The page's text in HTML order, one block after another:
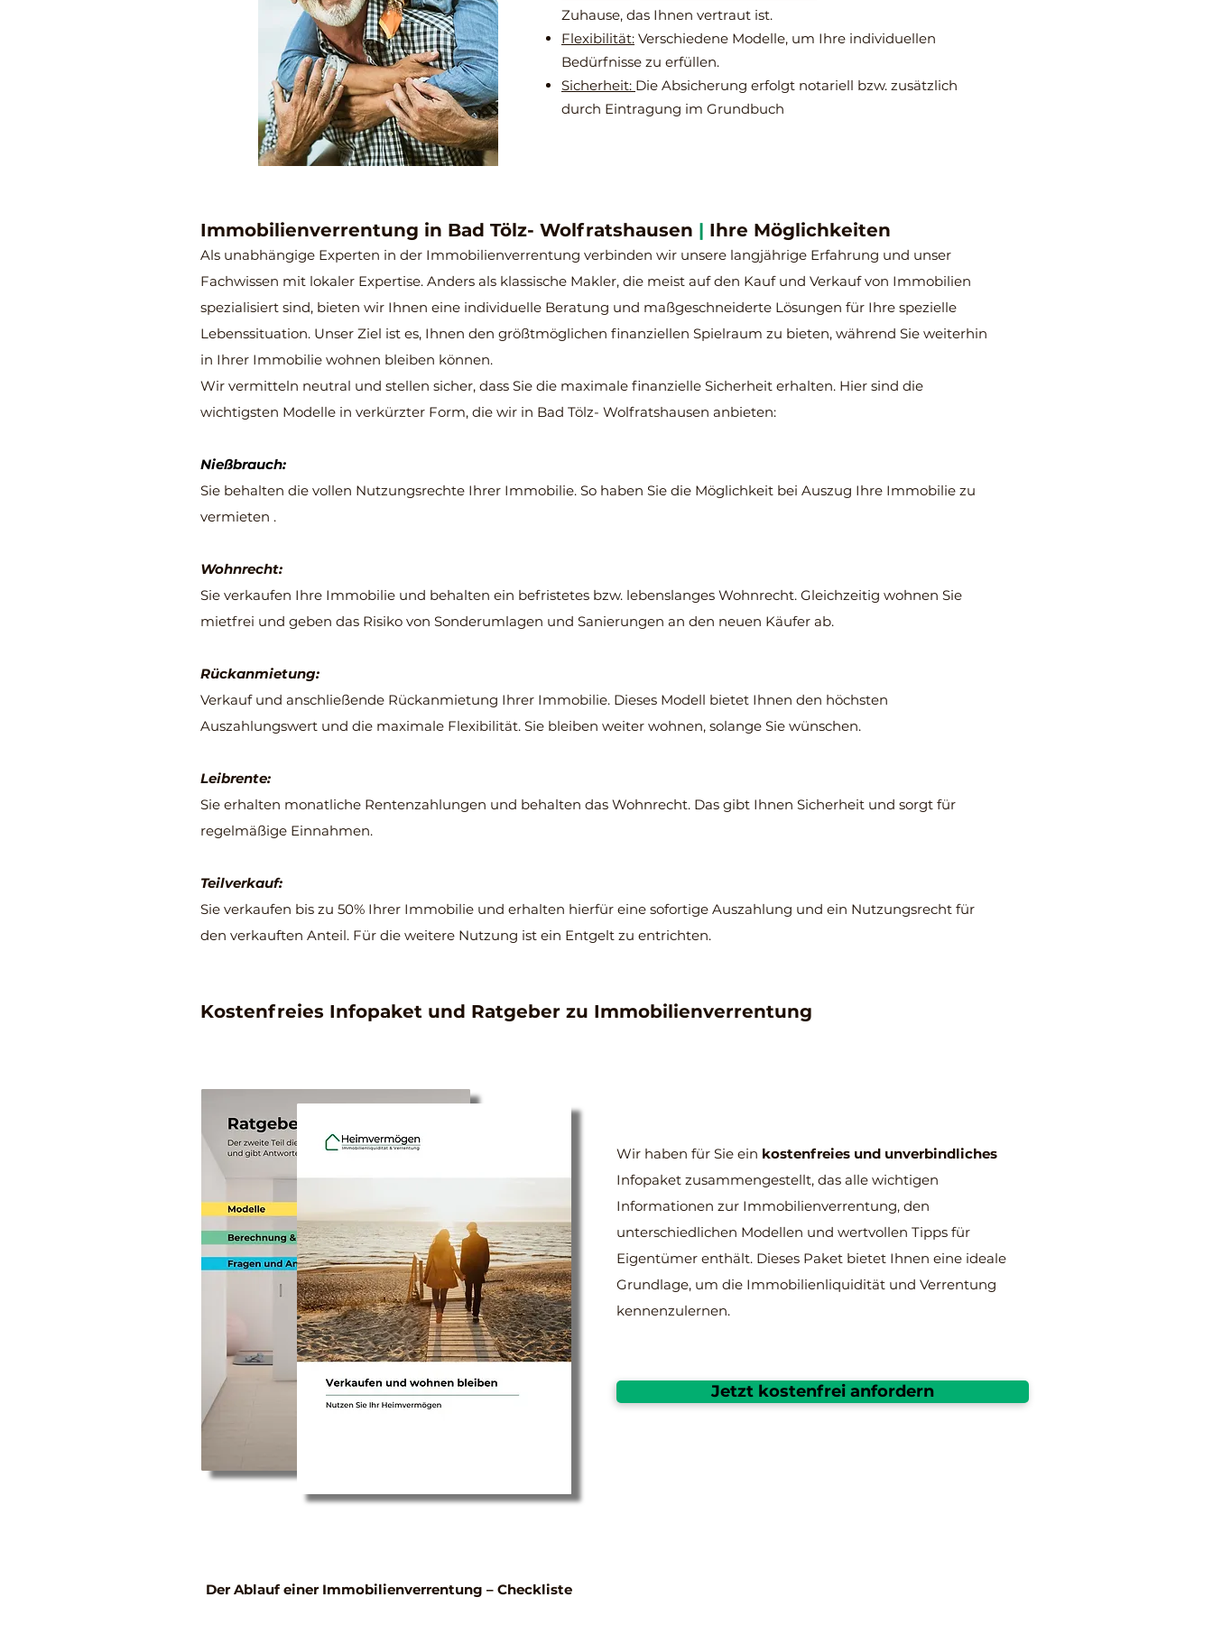
Zuhause, das Ihnen vertraut ist.
Flexibilität: Verschiedene Modelle, um Ihre individuellen
Bedürfnisse zu erfüllen.
Sicherheit: Die Absicherung erfolgt notariell bzw. zusätzlich
durch Eintragung im Grundbuch
Immobilienverrentung in Bad Tölz- Wolfratshausen | Ihre Möglichkeiten
Als unabhängige Experten in der Immobilienverrentung verbinden wir unsere langjährige Erfahrung und unser
Fachwissen mit lokaler Expertise. Anders als klassische Makler, die meist auf den Kauf und Verkauf von Immobilien
spezialisiert sind, bieten wir Ihnen eine individuelle Beratung und maßgeschneiderte Lösungen für Ihre spezielle
Lebenssituation. Unser Ziel ist es, Ihnen den größtmöglichen finanziellen Spielraum zu bieten, während Sie weiterhin
in Ihrer Immobilie wohnen bleiben können.
Wir vermitteln neutral und stellen sicher, dass Sie die maximale finanzielle Sicherheit erhalten. Hier sind die
wichtigsten Modelle in verkürzter Form, die wir in Bad Tölz- Wolfratshausen anbieten:
Nießbrauch:
Sie behalten die vollen Nutzungsrechte Ihrer Immobilie. So haben Sie die Möglichkeit bei Auszug Ihre Immobilie zu
vermieten .
Wohnrecht:
Sie verkaufen Ihre Immobilie und behalten ein befristetes bzw. lebenslanges Wohnrecht. Gleichzeitig wohnen Sie
mietfrei und geben das Risiko von Sonderumlagen und Sanierungen an den neuen Käufer ab.
Rückanmietung:
Verkauf und anschließende Rückanmietung Ihrer Immobilie. Dieses Modell bietet Ihnen den höchsten
Auszahlungswert und die maximale Flexibilität. Sie bleiben weiter wohnen, solange Sie wünschen.
Leibrente:
Sie erhalten monatliche Rentenzahlungen und behalten das Wohnrecht. Das gibt Ihnen Sicherheit und sorgt für
regelmäßige Einnahmen.
Teilverkauf:
Sie verkaufen bis zu 50% Ihrer Immobilie und erhalten hierfür eine sofortige Auszahlung und ein Nutzungsrecht für
den verkauften Anteil. Für die weitere Nutzung ist ein Entgelt zu entrichten.
Kostenfreies Infopaket und Ratgeber zu Immobilienverrentung
Wir haben für Sie ein kostenfreies und unverbindliches
Infopaket zusammengestellt, das alle wichtigen
Informationen zur Immobilienverrentung, den
unterschiedlichen Modellen und wertvollen Tipps für
Eigentümer enthält. Dieses Paket bietet Ihnen eine ideale
Grundlage, um die Immobilienliquidität und Verrentung
kennenzulernen.
Jetzt kostenfrei anfordern
Der Ablauf einer Immobilienverrentung – Checkliste